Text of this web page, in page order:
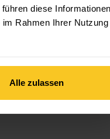
diese Informationen
Rahmen Ihrer Nutzung
Alle zulassen
14-Tage